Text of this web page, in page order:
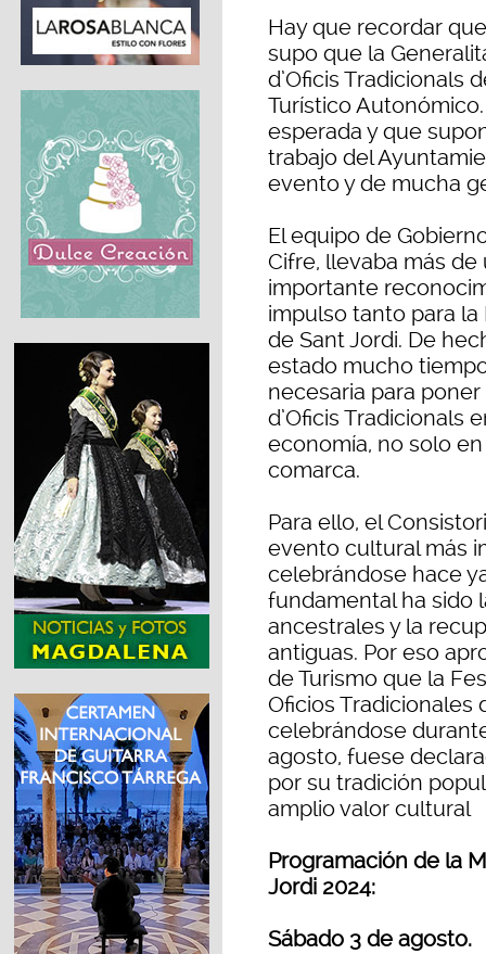
Hay que recordar
supo que la
d’Oficis Tradicionals
Turístico
esperada y que
trabajo del
evento y de mucha
El equipo de
Cifre, llevaba más
importante
impulso tanto para
de Sant Jordi. De
estado mucho
necesaria para
d’Oficis Tradicionals
economía, no solo
comarca.
Para ello, el
evento cultural más
celebrándose hace
fundamental ha sido
ancestrales y la
antiguas. Por eso
de Turismo que la
Oficios Tradicionales
celebrándose
agosto, fuese
por su tradición
amplio valor cultural
Programación de la
Jordi 2024:
Sábado 3 de agosto.